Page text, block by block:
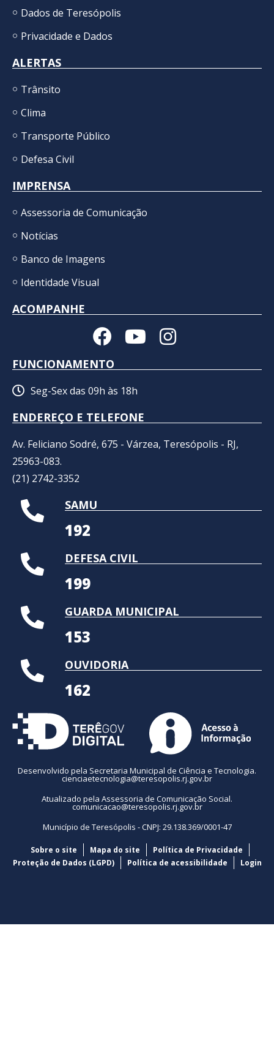
Dados de Teresópolis
Privacidade e Dados
ALERTAS
Trânsito
Clima
Transporte Público
Defesa Civil
IMPRENSA
Assessoria de Comunicação
Notícias
Banco de Imagens
Identidade Visual
ACOMPANHE
FUNCIONAMENTO
Seg-Sex das 09h às 18h
ENDEREÇO E TELEFONE
Av. Feliciano Sodré, 675 - Várzea, Teresópolis - RJ,
25963-083.
(21) 2742-3352​
SAMU
192
DEFESA CIVIL
199
GUARDA MUNICIPAL
153
OUVIDORIA
162
Desenvolvido pela Secretaria Municipal de Ciência e Tecnologia.
cienciaetecnologia@teresopolis.rj.gov.br
Atualizado pela Assessoria de Comunicação Social.
comunicacao@teresopolis.rj.gov.br
Município de Teresópolis - CNPJ: 29.138.369/0001-47
Sobre o site Mapa do site
Política de Privacidade
Proteção de Dados (LGPD)
Política de acessibilidade Login